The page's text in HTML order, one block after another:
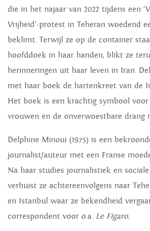
die in het najaar van 2022 tijdens een
Vrijheid’-protest in Teheran woedend
beklimt. Terwijl ze op de container
hoofddoek in haar handen, blikt ze
herinneringen uit haar leven in Iran.
met haar boek de hartenkreet van de
Het boek is een krachtig symbool
vrouwen en de onverwoestbare drang
Delphine Minoui (1975) is een
journalist/auteur met een Franse
Na haar studies journalistiek en
verhuist ze achtereenvolgens naar
en Istanbul waar ze bekendheid
correspondent voor o.a. Le Figaro.